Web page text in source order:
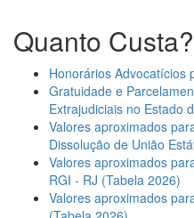
Quanto Custa?
Honorários Advocatícios
Gratuidade e
Extrajudiciais no Estado
Valores aproximados
Dissolução de União
Valores aproximados
RGI - RJ (Tabela 2026)
Valores aproximados